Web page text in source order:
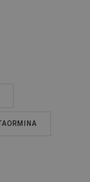
TAORMINA